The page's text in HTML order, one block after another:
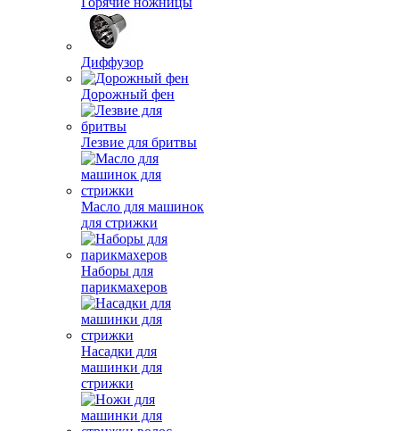
Диффузор
Дорожный фен
Лезвие для бритвы
Масло для машинок
для стрижки
Наборы для
парикмахеров
Насадки для
машинки для
стрижки